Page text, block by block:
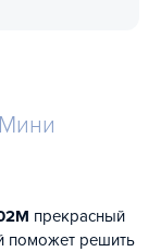
прекрасный
поможет решить